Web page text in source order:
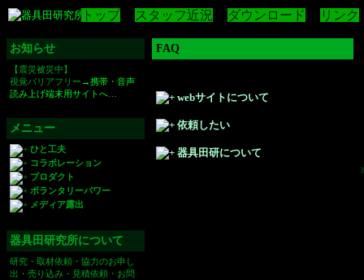
トップ スタッフ近況 ダウンロード リンク
お知らせ
【震災被災中】
視覚バリアフリー →携帯・音声
読み上げ端末用サイトへ…
メニュー
ひと工夫
コラボレーション
プロダクト
ボランタリーパワー
メディア露出
器具田研究所について
研究・取材依頼・協力のお申し
出・売り込み・見積依頼・お問
FAQ
webサイトについて
依頼したい
器具田研について